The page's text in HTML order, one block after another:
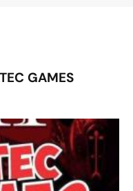
GAMES